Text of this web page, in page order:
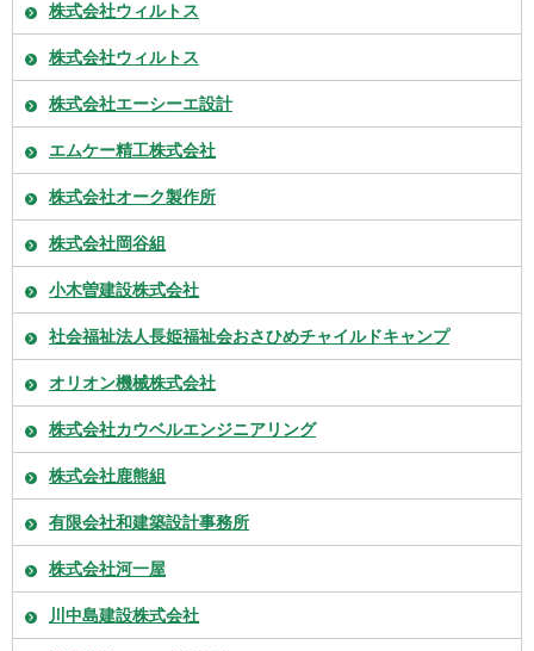
株式会社ウィルトス
株式会社ウィルトス
株式会社エーシーエ設計
エムケー精工株式会社
株式会社オーク製作所
株式会社岡谷組
小木曽建設株式会社
社会福祉法人長姫福祉会おさひめチャイルドキャンプ
オリオン機械株式会社
株式会社カウベルエンジニアリング
株式会社鹿熊組
有限会社和建築設計事務所
株式会社河一屋
川中島建設株式会社